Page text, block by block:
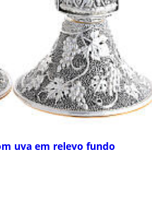
uva em relevo fundo